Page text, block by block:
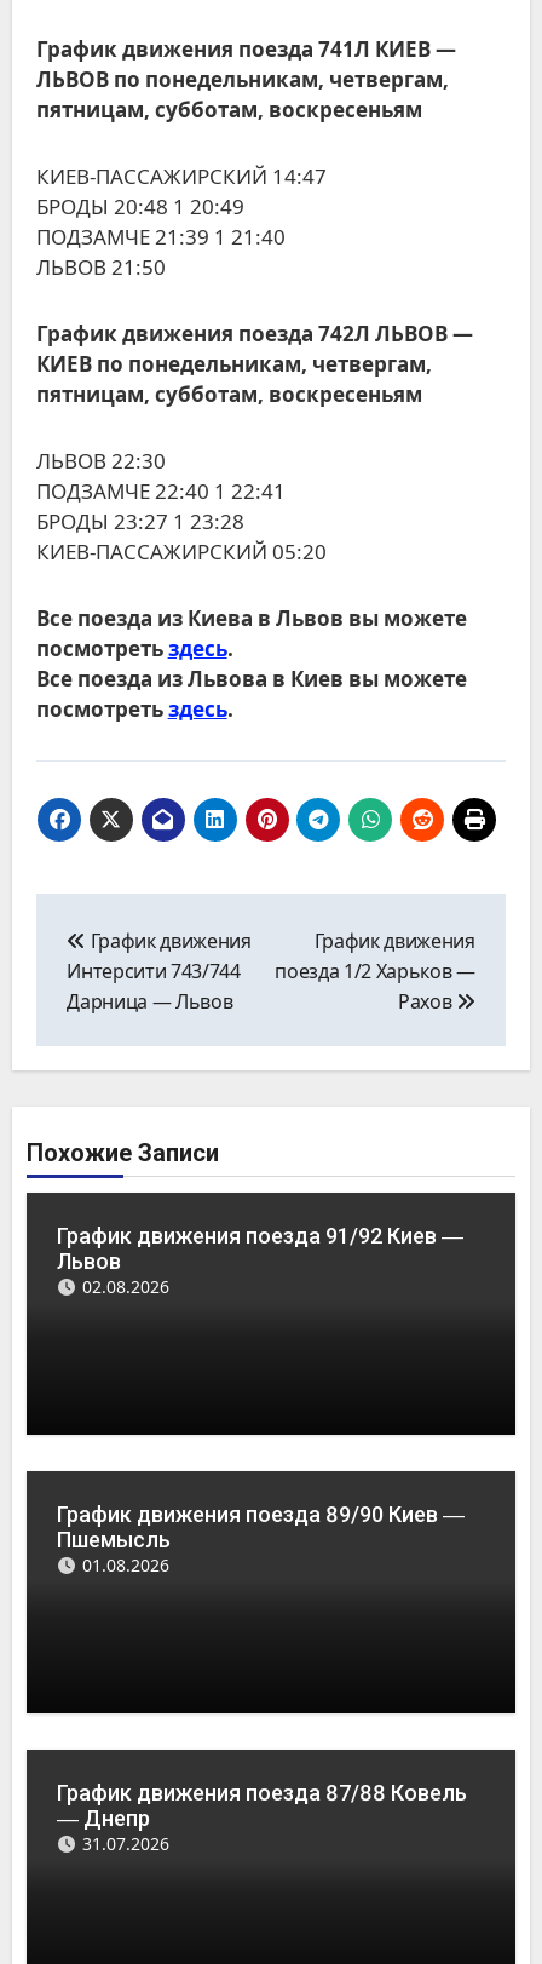
График движения поезда 741Л КИЕВ ―
ЛЬВОВ по понедельникам, четвергам,
пятницам, субботам, воскресеньям
КИЕВ-ПАССАЖИРСКИЙ 14:47
БРОДЫ 20:48 1 20:49
ПОДЗАМЧЕ 21:39 1 21:40
ЛЬВОВ 21:50
График движения поезда 742Л ЛЬВОВ ―
КИЕВ по понедельникам, четвергам,
пятницам, субботам, воскресеньям
ЛЬВОВ 22:30
ПОДЗАМЧЕ 22:40 1 22:41
БРОДЫ 23:27 1 23:28
КИЕВ-ПАССАЖИРСКИЙ 05:20
Все поезда из Киева в Львов вы можете
посмотретьздесь.
Все поезда из Львова в Киев вы можете
посмотретьздесь.
записям
График движения
Интерсити 743/744
Дарница ― Львов
График движения
поезда 1/2 Харьков ―
Рахов
Похожие Записи
График движения поезда 91/92 Киев ―
Львов
02.08.2026
График движения поезда 89/90 Киев ―
Пшемысль
01.08.2026
График движения поезда 87/88 Ковель
― Днепр
31.07.2026